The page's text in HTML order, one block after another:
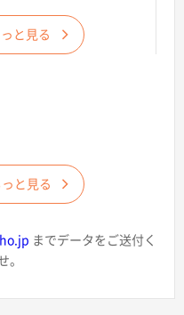
と見る
と見る
までデータをご送付く
。